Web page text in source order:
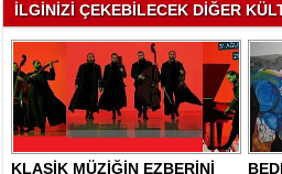
İLGİNİZİ ÇEKEBİLECEK DİĞER
KLASİK MÜZİĞİN EZBERİNİ